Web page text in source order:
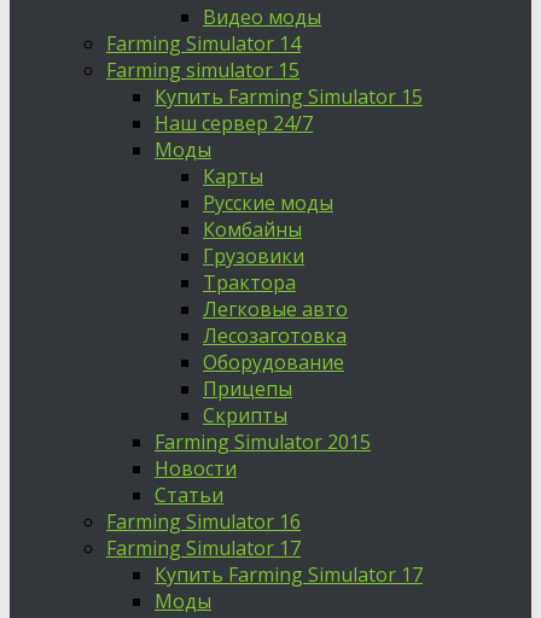
Видео моды
Farming Simulator 14
Farming simulator 15
Купить Farming Simulator 15
Наш сервер 24/7
Моды
Карты
Русские моды
Комбайны
Грузовики
Трактора
Легковые авто
Лесозаготовка
Оборудование
Прицепы
Скрипты
Farming Simulator 2015
Новости
Статьи
Farming Simulator 16
Farming Simulator 17
Купить Farming Simulator 17
Моды